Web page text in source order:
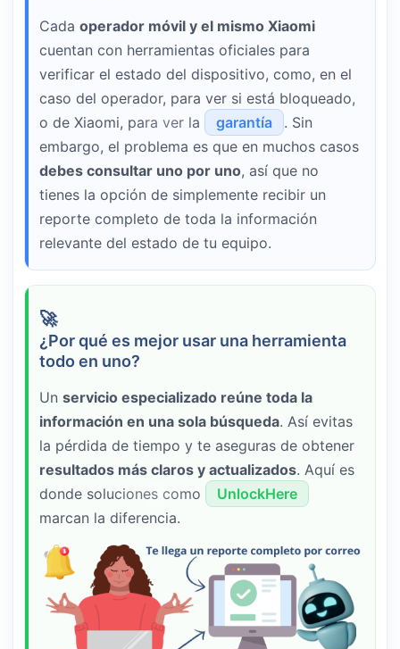
Cada operador móvil y el mismo Xiaomi
cuentan con herramientas oficiales para
verificar el estado del dispositivo, como, en el
caso del operador, para ver si está bloqueado,
o de Xiaomi, para ver la
garantía
. Sin
embargo, el problema es que en muchos casos
debes consultar uno por uno, así que no
tienes la opción de simplemente recibir un
reporte completo de toda la información
relevante del estado de tu equipo.
¿Por qué es mejor usar una herramienta
todo en uno?
Un servicio especializado reúne toda la
información en una sola búsqueda. Así evitas
la pérdida de tiempo y te aseguras de obtener
resultados más claros y actualizados. Aquí es
donde soluciones como
UnlockHere
marcan la diferencia.